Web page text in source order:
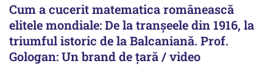
Cum a cucerit matematica românească
elitele mondiale: De la tranșeele din 1916, la
triumful istoric de la Balcaniană. Prof.
Gologan: Un brand de țară / video